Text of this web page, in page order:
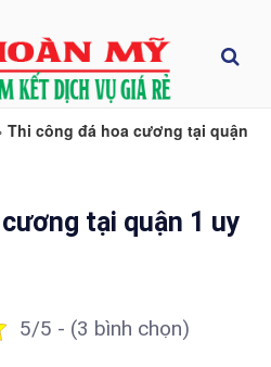
Thi công đá hoa cương tại quận
tại quận 1 uy
5/5 - (3 bình chọn)